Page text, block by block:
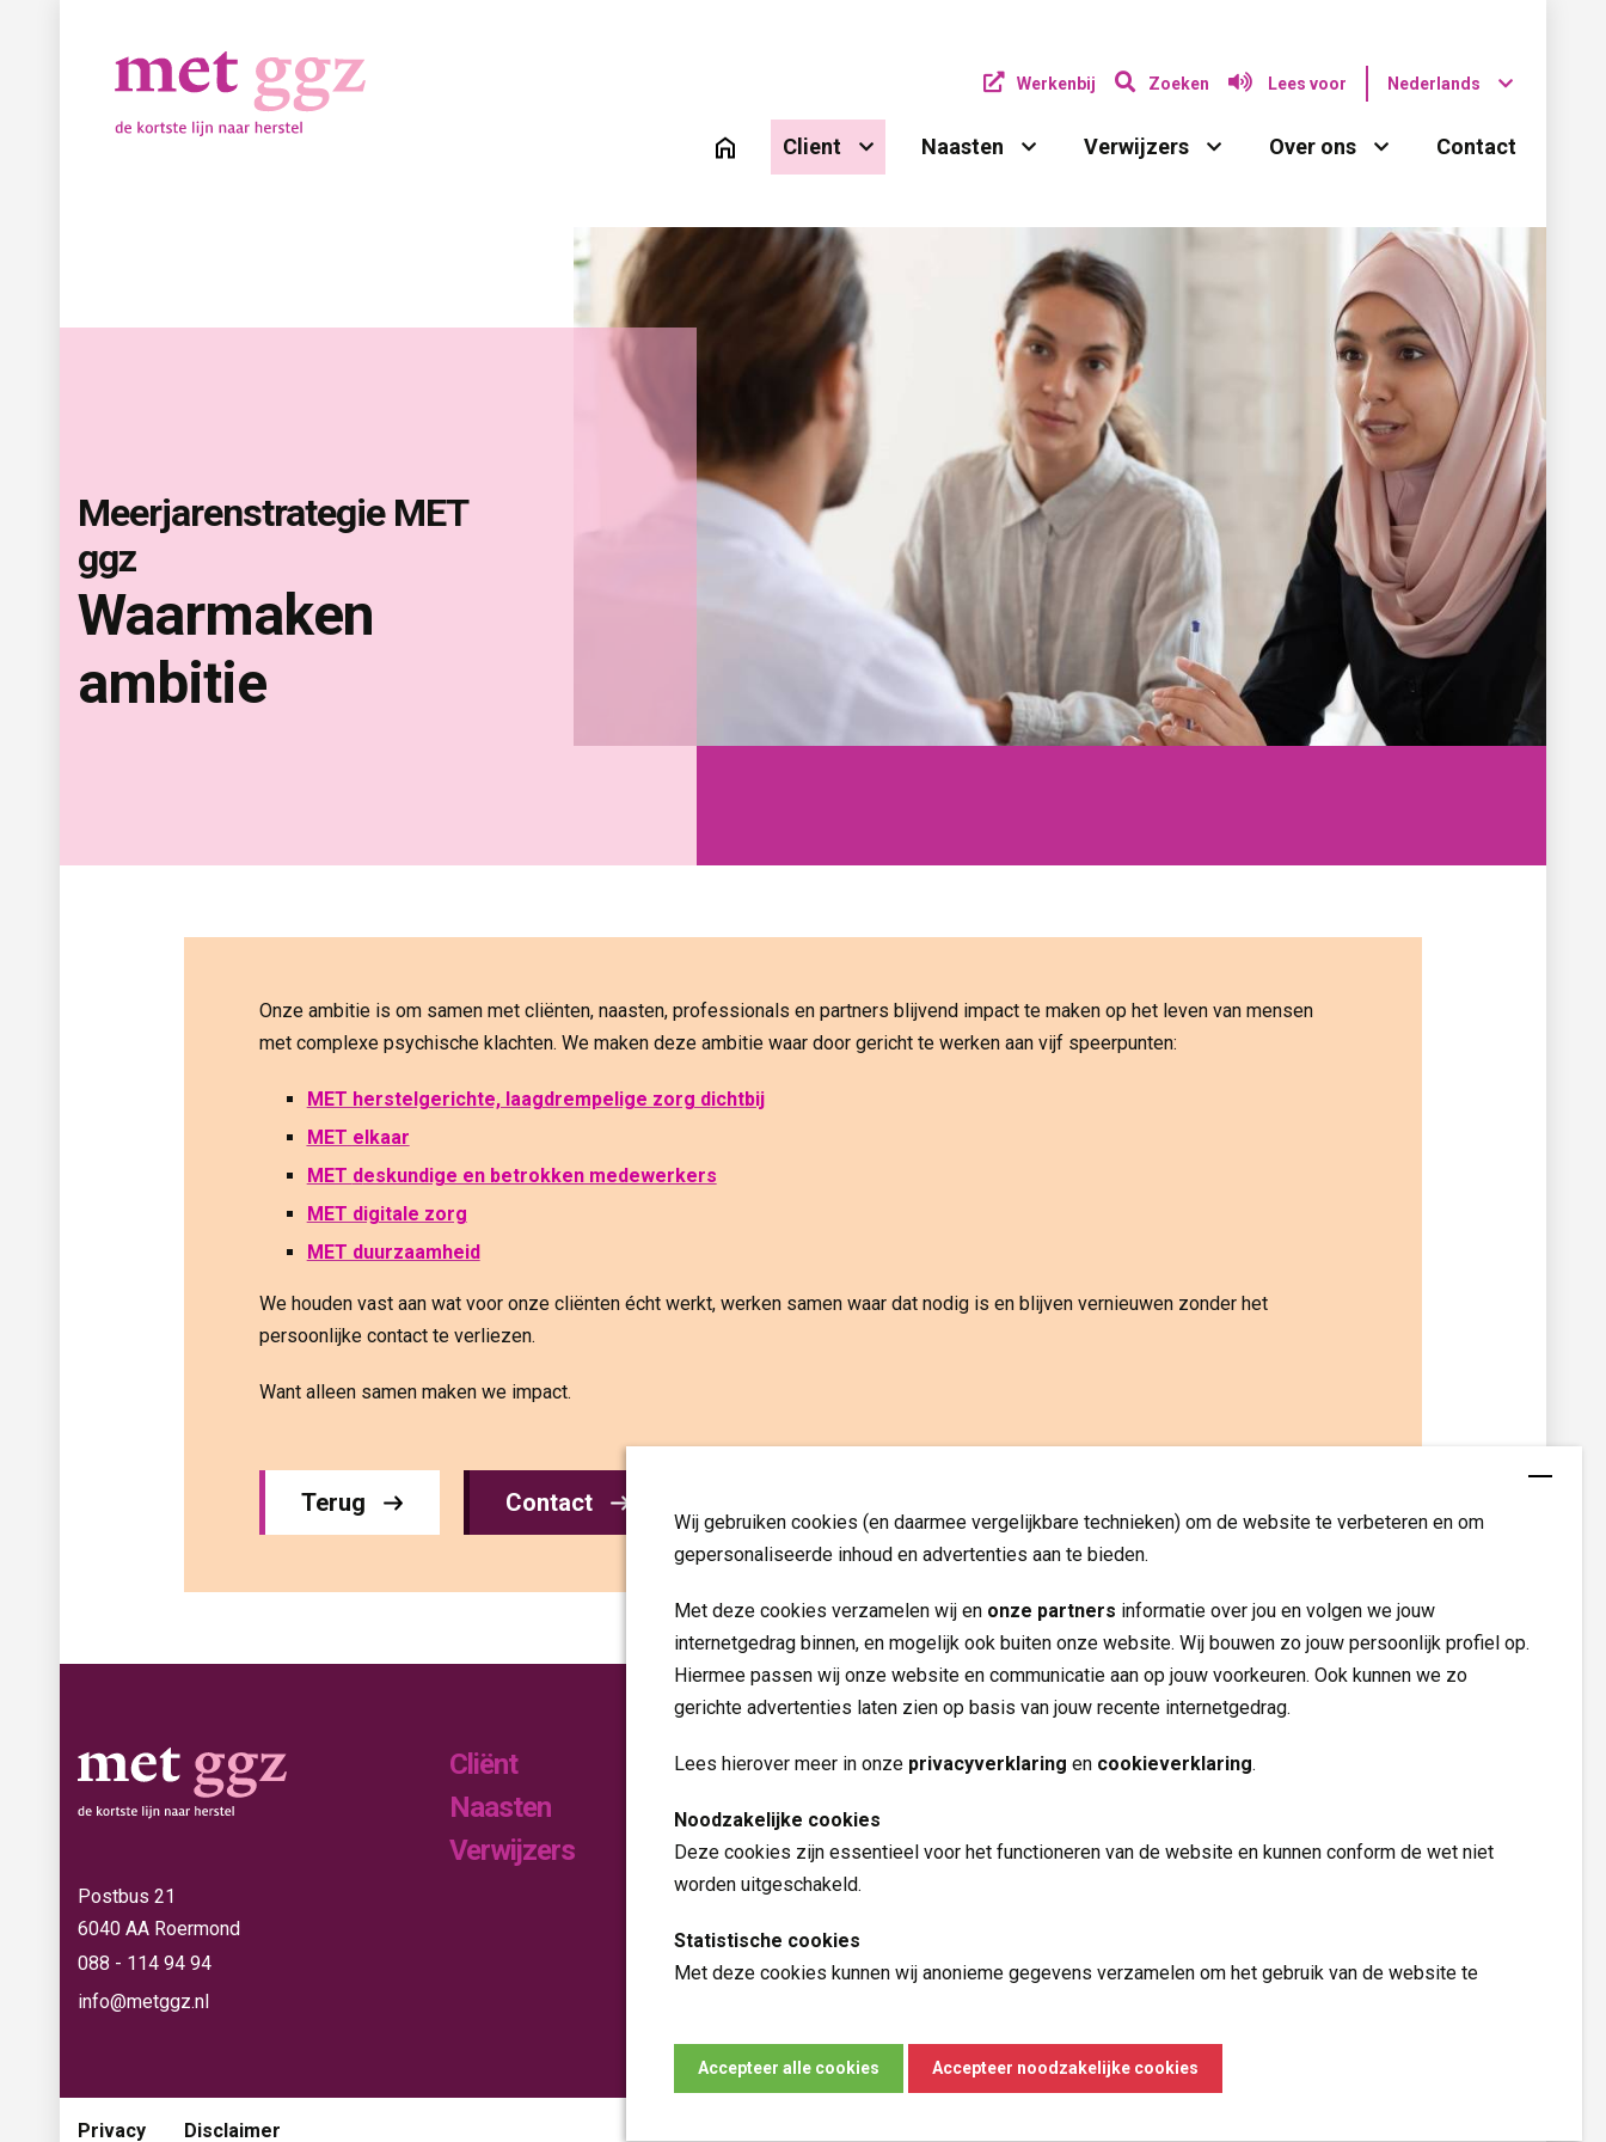
Wij gebruiken cookies (en daarmee vergelijkbare technieken) om de website te verbeteren en om
gepersonaliseerde inhoud en advertenties aan te bieden.
Met deze cookies verzamelen wij en onze partners informatie over jou en volgen we jouw
internetgedrag binnen, en mogelijk ook buiten onze website. Wij bouwen zo jouw persoonlijk profiel op.
Hiermee passen wij onze website en communicatie aan op jouw voorkeuren. Ook kunnen we zo
gerichte advertenties laten zien op basis van jouw recente internetgedrag.
Lees hierover meer in onze privacyverklaring en cookieverklaring.
Noodzakelijke cookies
Deze cookies zijn essentieel voor het functioneren van de website en kunnen conform de wet niet
worden uitgeschakeld.
Statistische cookies
Met deze cookies kunnen wij anonieme gegevens verzamelen om het gebruik van de website te
Marketing cookies
Deze cookies worden gebruikt voor gerichte advertenties en om de effectiviteit van onze campagnes
Accepteer alle cookies Accepteer noodzakelijke cookies
Werkenbij Zoeken Lees voor Nederlands
Client Naasten Verwijzers Over ons Contact
Meerjarenstrategie MET
ggz
Waarmaken
ambitie
Onze ambitie is om samen met cliënten, naasten, professionals en partners blijvend impact te maken op het leven van mensen
met complexe psychische klachten. We maken deze ambitie waar door gericht te werken aan vijf speerpunten:
MET herstelgerichte, laagdrempelige zorg dichtbij
MET e lkaar
MET deskundige en betrokken medewerkers
MET digitale zorg
MET duurzaamheid
We houden vast aan wat voor onze cliënten écht werkt, werken samen waar dat nodig is en blijven vernieuwen zonder het
persoonlijke contact te verliezen.
Want alleen samen maken we impact.
Terug Contact
Postbus 21
6040 AA Roermond
088 - 114 94 94
info@metggz.nl
Cliënt
Naasten
Verwijzers
Publicaties
Folders
Jaarverslagen
Nieuws
Contact
Volg ons op
Privacy Disclaimer